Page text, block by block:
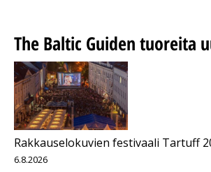
The Baltic Guiden tuoreita
Rakkauselokuvien festivaali Tartuff
6.8.2026